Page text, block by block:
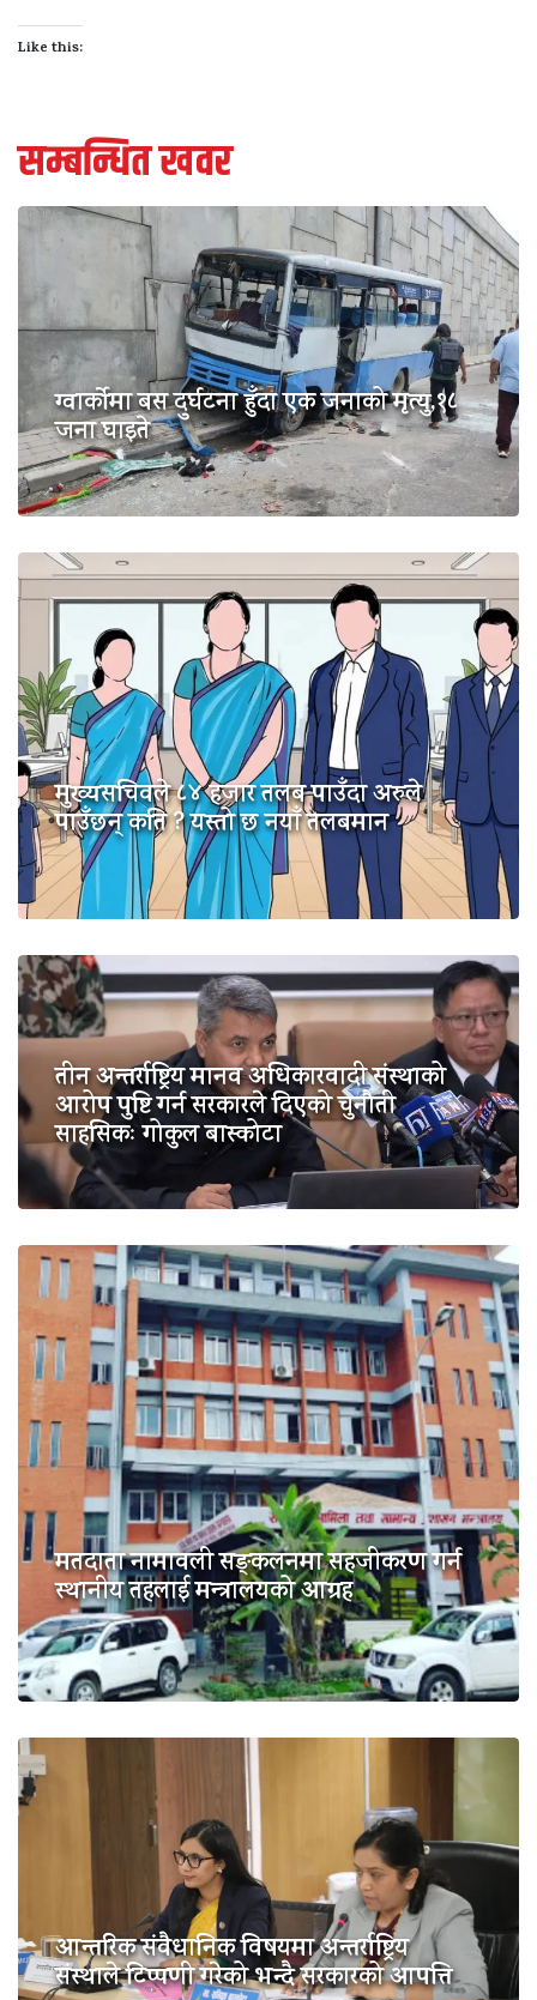
Like this:
सम्बन्धित खवर
ग्वार्कोमा बस दुर्घटना हुँदा एक जनाको मृत्यु,१८
जना घाइते
मुख्यसचिवले ८४ हजार तलब पाउँदा अरुले
पाउँछन् कति ? यस्तो छ नयाँ तलबमान
तीन अन्तर्राष्ट्रिय मानव अधिकारवादी संस्थाको
आरोप पुष्टि गर्न सरकारले दिएको चुनौती
साहसिकः गोकुल बास्कोटा
मतदाता नामावली सङ्कलनमा सहजीकरण गर्न
स्थानीय तहलाई मन्त्रालयको आग्रह
आन्तरिक संवैधानिक विषयमा अन्तर्राष्ट्रिय
संस्थाले टिप्पणी गरेको भन्दै सरकारको आपत्ति